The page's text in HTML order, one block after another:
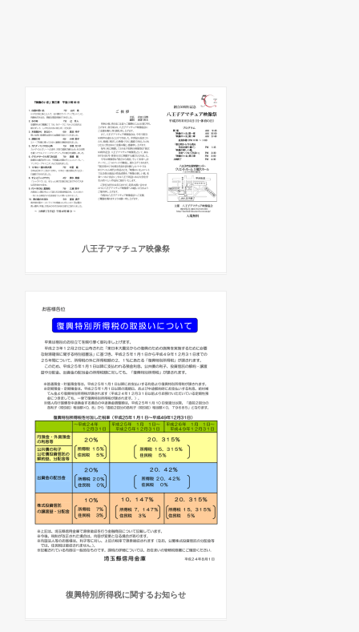
八王子アマチュア映像祭
復興特別所得税に関するお知らせ